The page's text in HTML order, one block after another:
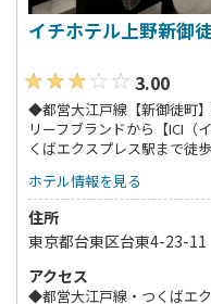
イチホテル上野新御
3.00
◆都営大江戸線【新御徒町
リーフブランドから【ICI（
くばエクスプレス駅まで徒
ホテル情報を見る
住所
東京都台東区台東4-23-11
アクセス
◆都営大江戸線・つくばエ